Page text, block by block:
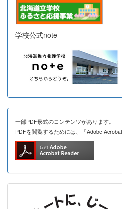
学校公式note
一部PDF形式のコンテンツがあります。
PDFを閲覧するためには、「Adobe